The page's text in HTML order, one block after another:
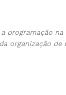
programação na
organização de